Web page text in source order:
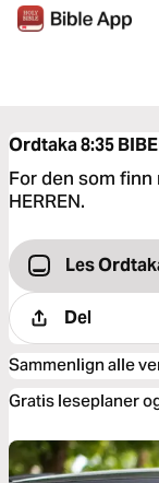
Ordtaka 8:35
For den som
HERREN.
Les
Del
Sammenlign alle
Gratis leseplaner